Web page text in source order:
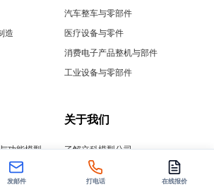
造
汽车整车与零部件
医疗设备与零件
消费电子产品整机与部件
工业设备与零部件
功能模型
产试验服
关于我们
了解立科模型公司
我们的质量与保证
了解我们的动态
发邮件 打电话 在线报价